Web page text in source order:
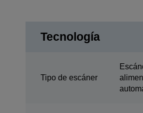
Tecnología
Tipo de escáner